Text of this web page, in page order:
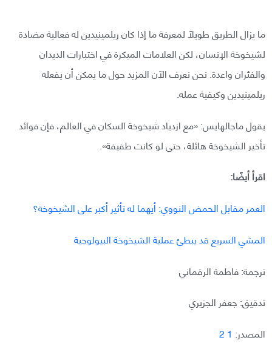
ما يزال الطريق طويلًا لمعرفة ما إذا كان ريلمينيدين له فعالية مضادة
لشيخوخة الإنسان، لكن العلامات المبكرة في اختبارات الديدان
والفئران واعدة. نحن نعرف الآن المزيد حول ما يمكن أن يفعله
ريلمينيدين وكيفية عمله.
يقول ماجالهايس: «مع ازدياد شيخوخة السكان في العالم، فإن فوائد
تأخير الشيخوخة هائلة، حتى لو كانت طفيفة».
اقرأ أيضًا:
العمر مقابل الحمض النووي: أيهما له تأثير أكبر على الشيخوخة؟
المشي السريع قد يبطئ عملية الشيخوخة البيولوجية
ترجمة: فاطمة الرقماني
تدقيق: جعفر الجزيري
المصدر: 1
2